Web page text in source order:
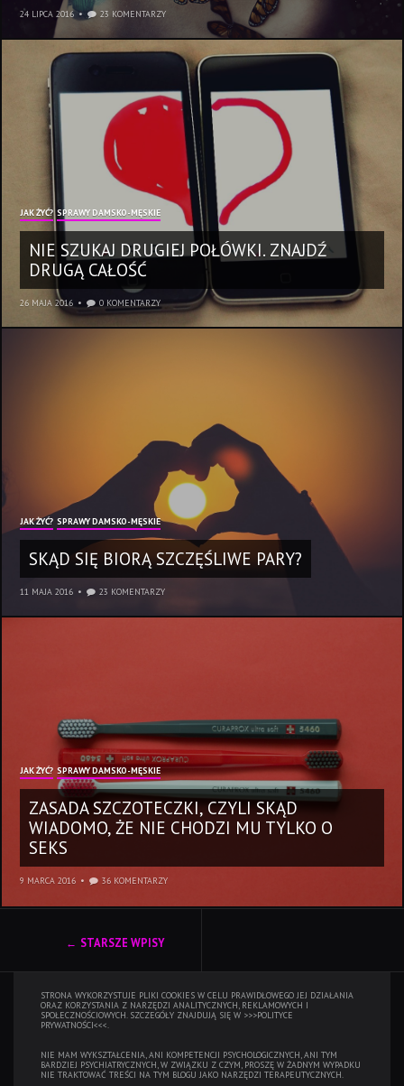
24 LIPCA 2016 23 KOMENTARZY
JAK ŻYĆ? SPRAWY DAMSKO-MĘSKIE
NIE SZUKAJ DRUGIEJ POŁÓWKI. ZNAJDŹ
DRUGĄ CAŁOŚĆ
26 MAJA 2016 0 KOMENTARZY
JAK ŻYĆ? SPRAWY DAMSKO-MĘSKIE
SKĄD SIĘ BIORĄ SZCZĘŚLIWE PARY?
11 MAJA 2016 23 KOMENTARZY
JAK ŻYĆ? SPRAWY DAMSKO-MĘSKIE
ZASADA SZCZOTECZKI, CZYLI SKĄD
WIADOMO, ŻE NIE CHODZI MU TYLKO O
SEKS
9 MARCA 2016 36 KOMENTARZY
NAWIGACJA
PO
WPISACH
STARSZE WPISY
STRONA WYKORZYSTUJE PLIKI COOKIES W CELU PRAWIDŁOWEGO JEJ DZIAŁANIA
ORAZ KORZYSTANIA Z NARZĘDZI ANALITYCZNYCH, REKLAMOWYCH I
SPOŁECZNOŚCIOWYCH. SZCZEGÓŁY ZNAJDUJĄ SIĘ W >>>POLITYCE
PRYWATNOŚCI<<<.
NIE MAM WYKSZTAŁCENIA, ANI KOMPETENCJI PSYCHOLOGICZNYCH, ANI TYM
BARDZIEJ PSYCHIATRYCZNYCH, W ZWIĄZKU Z CZYM, PROSZĘ W ŻADNYM WYPADKU
NIE TRAKTOWAĆ TREŚCI NA TYM BLOGU JAKO NARZĘDZI TERAPEUTYCZNYCH.